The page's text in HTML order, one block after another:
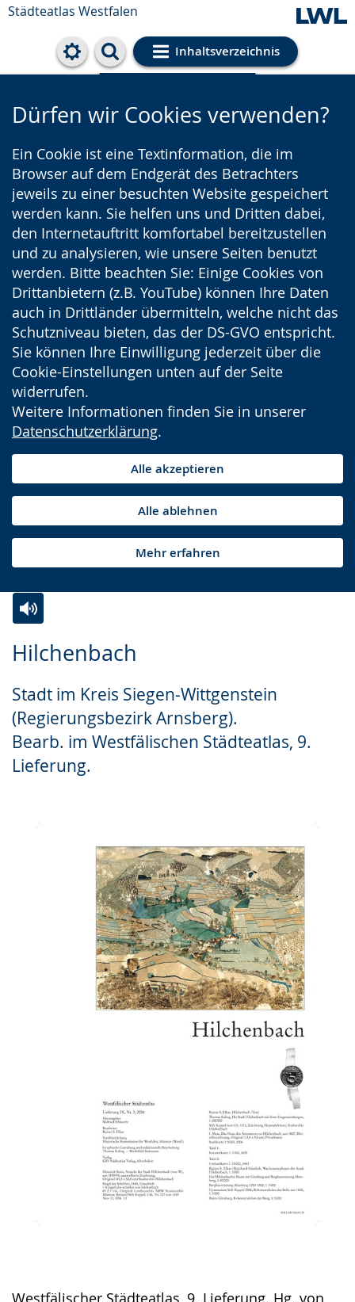
Städteatlas Westfalen
Inhaltsverzeichnis
Cookie-Einstellungen
Dürfen wir Cookies verwenden?
Ein Cookie ist eine Textinformation, die im
Browser auf dem Endgerät des Betrachters
jeweils zu einer besuchten Website gespeichert
werden kann. Sie helfen uns und Dritten dabei,
den Internetauftritt komfortabel bereitzustellen
und zu analysieren, wie unsere Seiten benutzt
werden. Bitte beachten Sie: Einige Cookies von
Drittanbietern (z.B. YouTube) können Ihre Daten
auch in Drittländer übermitteln, welche nicht das
Schutzniveau bieten, das der DS-GVO entspricht.
Sie können Ihre Einwilligung jederzeit über die
Cookie-Einstellungen unten auf der Seite
widerrufen.
Weitere Informationen finden Sie in unserer
Datenschutzerklärung.
Alle akzeptieren
Alle ablehnen
Mehr erfahren
Hilchenbach
Stadt im Kreis Siegen-Wittgenstein
(Regierungsbezirk Arnsberg).
Bearb. im Westfälischen Städteatlas, 9.
Lieferung.
Westfälischer Städteatlas, 9. Lieferung. Hg. von
Leichten
wechseln.
Audio-
Video
Deutscher
Gebärdensprache
wird
angezeigt.